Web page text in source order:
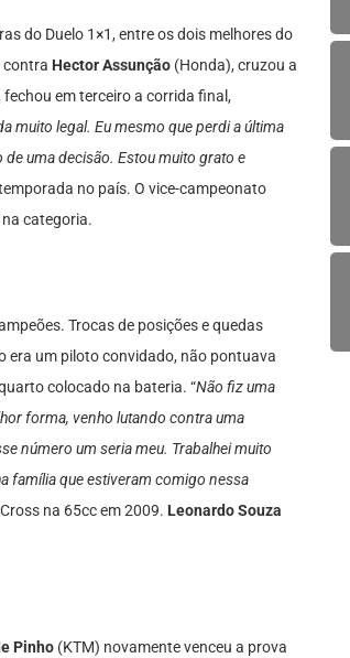
do Duelo 1×1, entre os dois melhores do
contra Hector Assunção (Honda), cruzou a
em terceiro a corrida final,
muito legal. Eu mesmo que perdi a última
uma decisão. Estou muito grato e
no país. O vice-campeonato
categoria.
Trocas de posições e quedas
era um piloto convidado, não pontuava
colocado na bateria. “Não fiz uma
forma, venho lutando contra uma
número um seria meu. Trabalhei muito
família que estiveram comigo nessa
na 65cc em 2009. Leonardo Souza
Pinho (KTM) novamente venceu a prova